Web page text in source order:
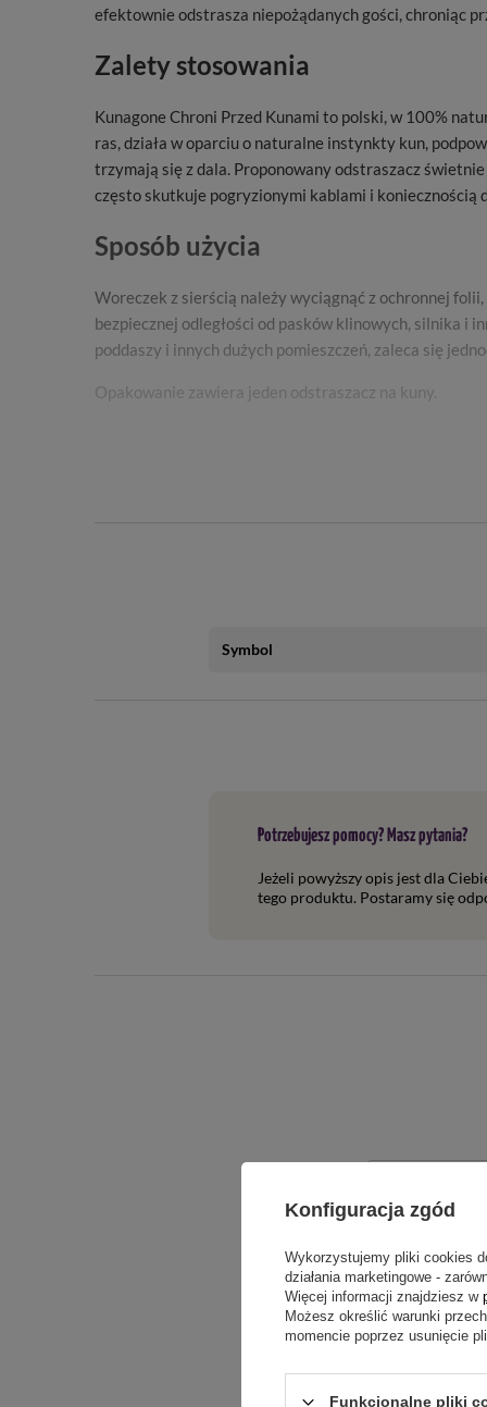
efektownie odstrasza niepożądanych gości, chroniąc
Zalety stosowania
Kunagone Chroni Przed Kunami to polski, w 100%
ras, działa w oparciu o naturalne instynkty kun,
trzymają się z dala. Proponowany odstraszacz
często skutkuje pogryzionymi kablami i koniecznością
Sposób użycia
Woreczek z sierścią należy wyciągnąć z ochronnej
bezpiecznej odległości od pasków klinowych, silnika i
poddaszy i innych dużych pomieszczeń, zaleca się
Opakowanie zawiera jeden odstraszacz na kuny.
Symbol
Potrzebujesz pomocy? Masz pytania?
Jeżeli powyższy opis jest dla
tego produktu. Postaramy się
Dodaj
Konfiguracja zgód
Wykorzystujemy pliki cookies
działania marketingowe -
Więcej informacji znajdziesz w
Możesz określić warunki
momencie poprzez usunięcie
Funkcjonalne pliki